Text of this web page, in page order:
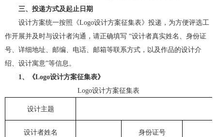
三、投递方式及起止日期
设计方案统一按照《Logo设计方案征集表》投递，为方便评选工
作开展并及时与设计者沟通，请正确填写 “设计者真实姓名、身份证
号、详细地址、邮编、电话、邮箱等联系方式，以及作品的设计介
绍、设计寓意”等信息。
1、《Logo设计方案征集表》
Logo设计方案征集表
设计主题
设计者姓名 身份证号